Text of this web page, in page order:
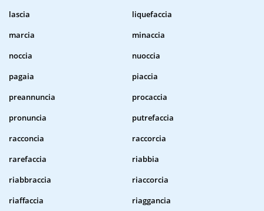
lascia
liquefaccia
marcia
minaccia
noccia
nuoccia
pagaia
piaccia
preannuncia
procaccia
pronuncia
putrefaccia
racconcia
raccorcia
rarefaccia
riabbia
riabbraccia
riaccorcia
riaffaccia
riaggancia